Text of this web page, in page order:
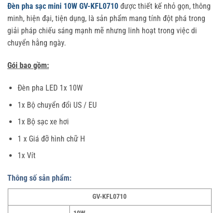
Đèn pha sạc mini 10W GV-KFL0710 được thiết kế nhỏ gọn, thông
minh, hiện đại, tiện dụng, là sản phẩm mang tính đột phá trong
giải pháp chiếu sáng mạnh mẽ nhưng linh hoạt trong việc di
chuyển hằng ngày.
Gói bao gồm:
Đèn pha LED 1x 10W
1x Bộ chuyển đổi US / EU
1x Bộ sạc xe hơi
1 x Giá đỡ hình chữ H
1x Vít
Thông số sản phẩm:
GV-KFL0710